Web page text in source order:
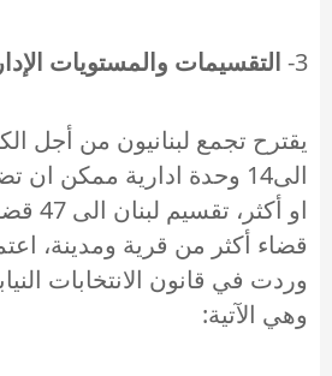
3- التقسيمات والمستويات
يقترح تجمع لبنانيون من أجل
الى14 وحدة ادارية ممكن
او
قضاء أكثر من قرية ومدينة،
وردت في قانون الانتخابات
وهي الآتية: